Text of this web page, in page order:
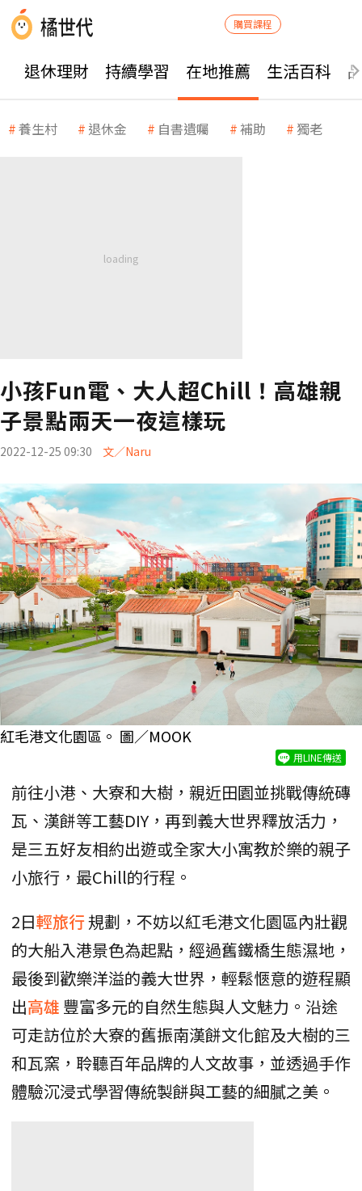
購買課程
退休理財 持續學習 在地推薦 生活百科
養生村 退休金 自書遺囑 補助 獨老
小孩Fun電、大人超Chill！高雄親
子景點兩天一夜這樣玩
2022-12-25 09:30 文／Naru
紅毛港文化園區。 圖／MOOK
用LINE傳送
前往小港、大寮和大樹，親近田園並挑戰傳統磚
瓦、漢餅等工藝DIY，再到義大世界釋放活力，
是三五好友相約出遊或全家大小寓教於樂的親子
小旅行，最Chill的行程。
2日輕旅行規劃，不妨以紅毛港文化園區內壯觀
的大船入港景色為起點，經過舊鐵橋生態濕地，
最後到歡樂洋溢的義大世界，輕鬆愜意的遊程顯
出高雄 豐富多元的自然生態與人文魅力。沿途
可走訪位於大寮的舊振南漢餅文化館及大樹的三
和瓦窯，聆聽百年品牌的人文故事，並透過手作
體驗沉浸式學習傳統製餅與工藝的細膩之美。